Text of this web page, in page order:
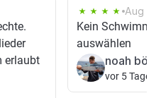
erlaubt
Aug
Kein
auswählen
noah
vor 5 Tagen